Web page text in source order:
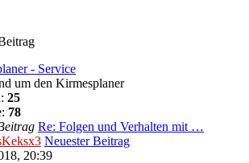
- Service
um den Kirmesplaner
25
78
Re: Folgen und Verhalten mit …
Neuester Beitrag
20:39